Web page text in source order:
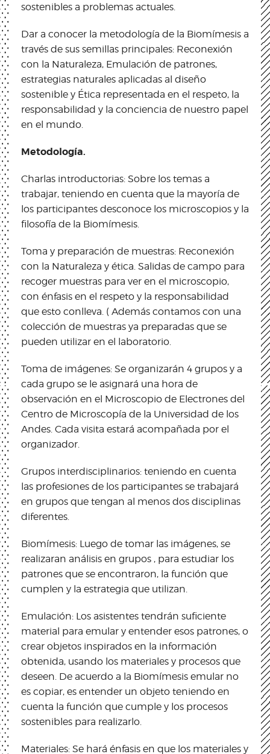
sostenibles a problemas actuales.
Dar a conocer la metodología de la Biomímesis a
través de sus semillas principales: Reconexión
con la Naturaleza, Emulación de patrones,
estrategias naturales aplicadas al diseño
sostenible y Ética representada en el respeto, la
responsabilidad y la conciencia de nuestro papel
en el mundo.
Metodología.
Charlas introductorias: Sobre los temas a
trabajar, teniendo en cuenta que la mayoría de
los participantes desconoce los microscopios y la
filosofía de la Biomímesis.
Toma y preparación de muestras: Reconexión
con la Naturaleza y ética. Salidas de campo para
recoger muestras para ver en el microscopio,
con énfasis en el respeto y la responsabilidad
que esto conlleva. ( Además contamos con una
colección de muestras ya preparadas que se
pueden utilizar en el laboratorio.
Toma de imágenes: Se organizarán 4 grupos y a
cada grupo se le asignará una hora de
observación en el Microscopio de Electrones del
Centro de Microscopía de la Universidad de los
Andes. Cada visita estará acompañada por el
organizador.
Grupos interdisciplinarios: teniendo en cuenta
las profesiones de los participantes se trabajará
en grupos que tengan al menos dos disciplinas
diferentes.
Biomímesis: Luego de tomar las imágenes, se
realizaran análisis en grupos , para estudiar los
patrones que se encontraron, la función que
cumplen y la estrategia que utilizan.
Emulación: Los asistentes tendrán suficiente
material para emular y entender esos patrones, o
crear objetos inspirados en la información
obtenida, usando los materiales y procesos que
deseen. De acuerdo a la Biomímesis emular no
es copiar, es entender un objeto teniendo en
cuenta la función que cumple y los procesos
sostenibles para realizarlo.
Materiales: Se hará énfasis en que los materiales y